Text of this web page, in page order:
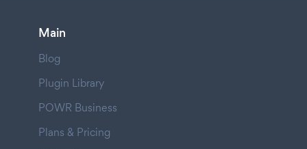
Main
Blog
Plugin Library
POWR Business
Plans & Pricing